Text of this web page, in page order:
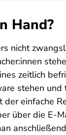
Hand?
nicht
zeitlich
stehen
einfache
über die E-